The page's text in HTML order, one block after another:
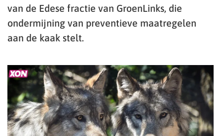
van de Edese fractie van GroenLinks, die
ondermijning van preventieve maatregelen
aan de kaak stelt.